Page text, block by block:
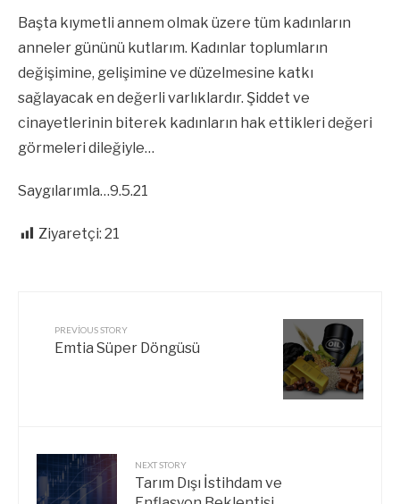
Başta kıymetli annem olmak üzere tüm kadınların
anneler gününü kutlarım. Kadınlar toplumların
değişimine, gelişimine ve düzelmesine katkı
sağlayacak en değerli varlıklardır. Şiddet ve
cinayetlerinin biterek kadınların hak ettikleri değeri
görmeleri dileğiyle…
Saygılarımla…9.5.21
Ziyaretçi: 21
PREVIOUS STORY
Emtia Süper Döngüsü
NEXT STORY
Tarım Dışı İstihdam ve